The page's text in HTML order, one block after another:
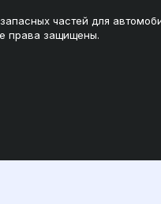
частей для
права защищены.